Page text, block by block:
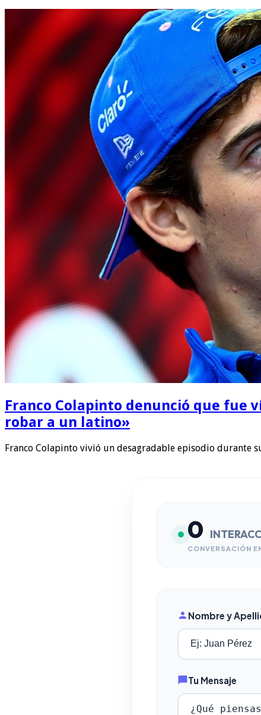
Franco Colapinto denunció que fue
robar a un latino»
Franco Colapinto vivió un desagradable episodio durante
0
CONVERSACIÓN
Nombre y
Tu Mensaje